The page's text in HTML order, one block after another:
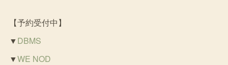
【予約受付中】
▼DBMS
▼WE NOD